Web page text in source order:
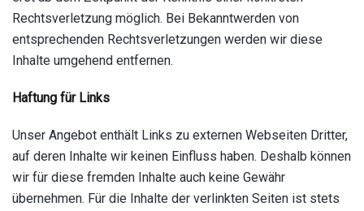
Rechtsverletzung möglich. Bei Bekanntwerden von
entsprechenden Rechtsverletzungen werden wir diese
Inhalte umgehend entfernen.
Haftung für Links
Unser Angebot enthält Links zu externen Webseiten Dritter,
auf deren Inhalte wir keinen Einfluss haben. Deshalb können
wir für diese fremden Inhalte auch keine Gewähr
übernehmen. Für die Inhalte der verlinkten Seiten ist stets